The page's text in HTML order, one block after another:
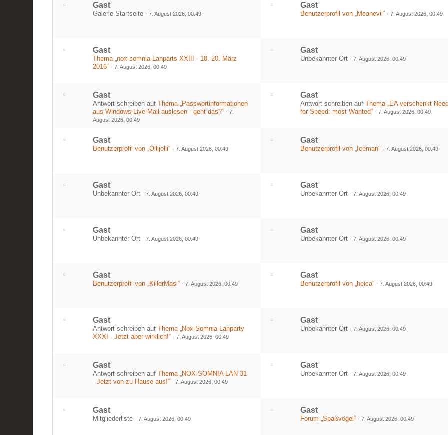
Gast
Galerie-Startseite-7. August 2026, 00:49
Gast
Benutzerprofil von „Meanevil“ -7. August 2026, 00:49
Gast
Thema „nox-somnia Lanparts XXIII - 18.-20. März
2016“ -7. August 2026, 00:49
Gast
Unbekannter Ort-7. August 2026, 00:49
Gast
Antwort schreiben aufThema „Passwortinformationen
aus Windows-Live-Mail auslesen - geht das?“ -7.
August 2026, 00:49
Gast
Antwort schreiben aufThema „EA verschenkt
for Speed: most Wanted“ -7. August 2026, 00:49
Gast
Benutzerprofil von „Ollijolli“ -7. August 2026, 00:49
Gast
Benutzerprofil von „Iceman“ -7. August 2026, 00:49
Gast
Unbekannter Ort-7. August 2026, 00:49
Gast
Unbekannter Ort-7. August 2026, 00:49
Gast
Unbekannter Ort-7. August 2026, 00:49
Gast
Unbekannter Ort-7. August 2026, 00:49
Gast
Benutzerprofil von „KillerMasi“ -7. August 2026, 00:49
Gast
Benutzerprofil von „heica“ -7. August 2026, 00:49
Gast
Antwort schreiben aufThema „Nox-Somnia Lanparty
XXXI - Jetzt aber wirklich!“ -7. August 2026, 00:49
Gast
Unbekannter Ort-7. August 2026, 00:49
Gast
Antwort schreiben aufThema „NOX-SOMNIA LAN 31
- Jetzt von zu Hause aus!“ -7. August 2026, 00:49
Gast
Unbekannter Ort-7. August 2026, 00:49
Gast
Mitgliederliste-7. August 2026, 00:49
Gast
Forum „Spaßvögel“ -7. August 2026, 00:49